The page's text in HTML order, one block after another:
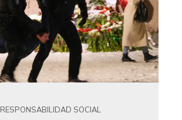
RESPONSABILIDAD SOCIAL